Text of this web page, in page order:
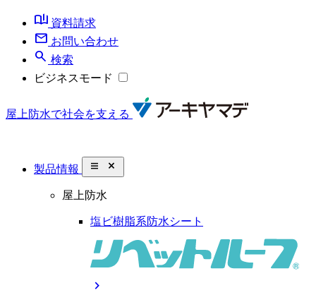
book_ribbon 資料請求
mail お問い合わせ
search 検索
ビジネスモード
屋上防水で社会を支える
製品情報 close_small
屋上防水
塩ビ樹脂系防水シート
chevron_right